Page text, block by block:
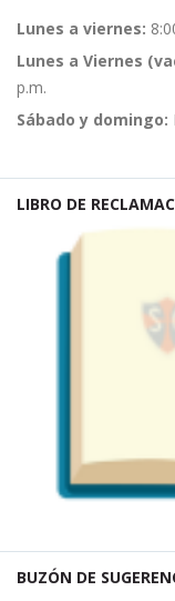
Lunes a viernes:
Lunes a Viernes
p.m.
Sábado y domingo:
LIBRO DE
BUZÓN DE